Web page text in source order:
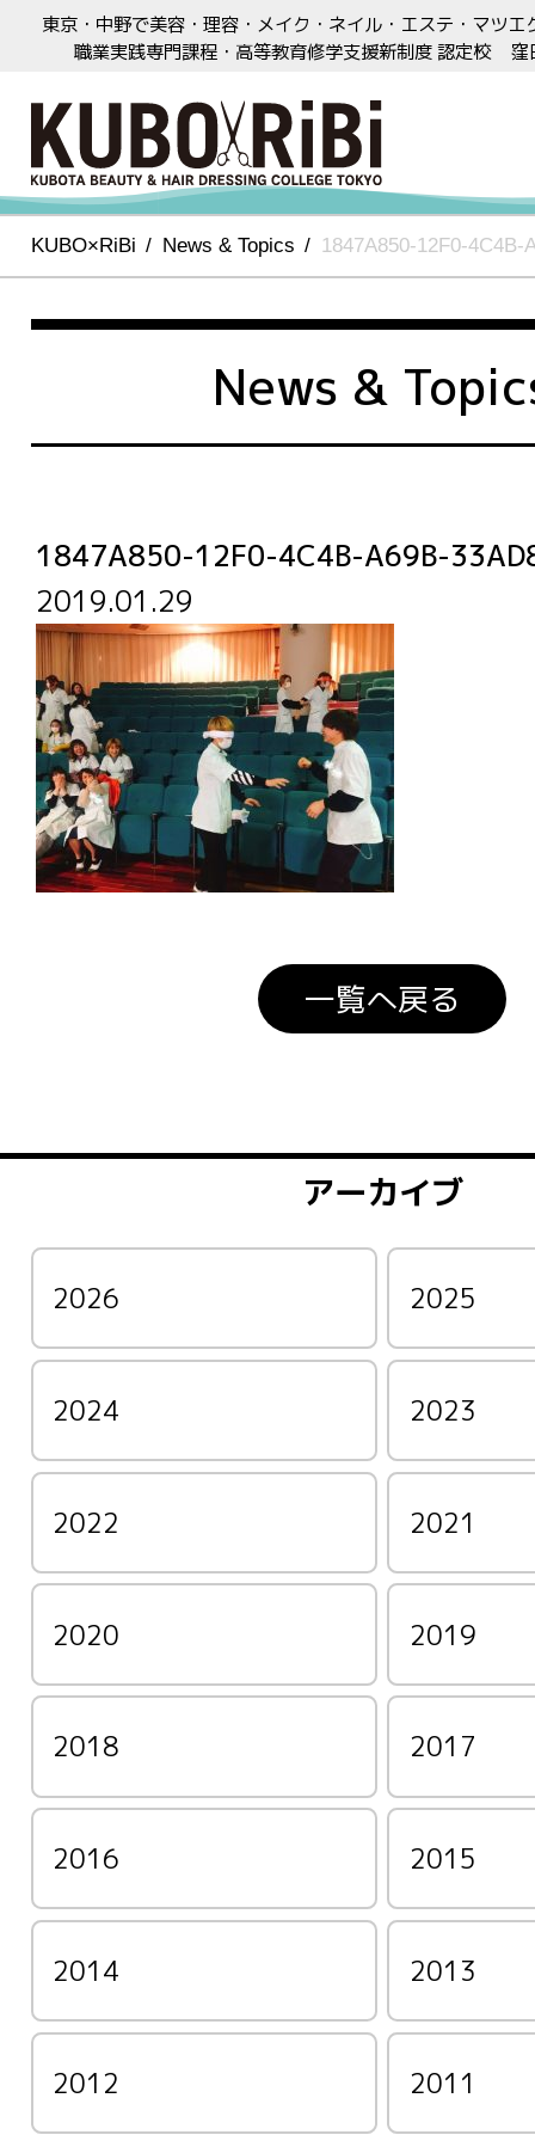
東京・中野で美容・理容・メイク・ネイル・エステ・マツエ
職業実践専門課程・高等教育修学支援新制度 認定校
窪
KUBO×RiBi News & Topics 1847A850-12F0-4C4B-
News &
1847A850-12F0-4C4B-A69B-
2019.01.29
一覧へ戻る
アーカイブ
2026 2025
2024 2023
2022 2021
2020 2019
2018 2017
2016 2015
2014 2013
2012 2011